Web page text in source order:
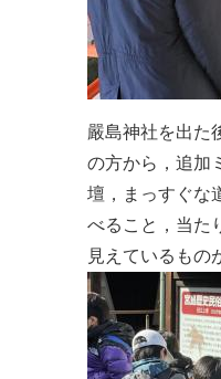
嚴島神社を出た
の方から，追加
壇，まっすぐな
べること，当た
見えているもの